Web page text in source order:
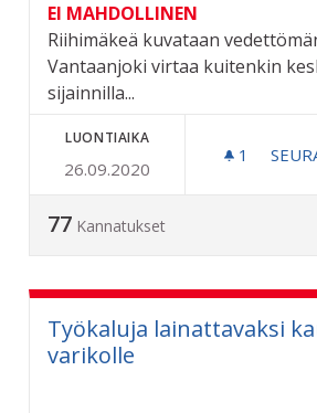
EI MAHDOLLINEN
Riihimäkeä kuvataan
Vantaanjoki virtaa kuitenkin
sijainnilla...
LUONTIAIKA
26.09.2020
1 1
77 Kannatukset
Työkaluja lainattavaksi
varikolle